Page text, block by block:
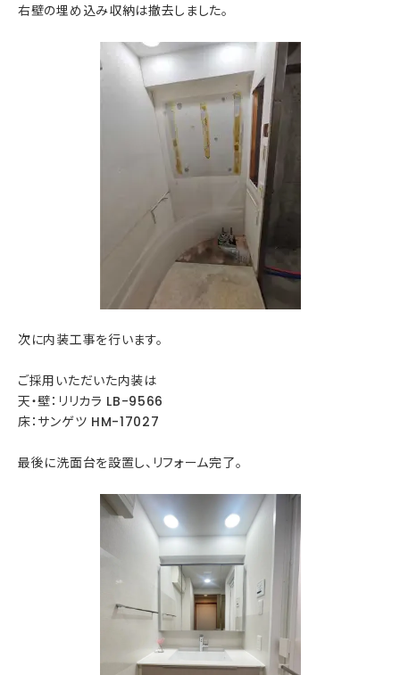
右壁の埋め込み収納は撤去しました。
次に内装工事を行います。
ご採用いただいた内装は
天・壁：リリカラ LB-9566
床：サンゲツ HM-17027
最後に洗面台を設置し、リフォーム完了。